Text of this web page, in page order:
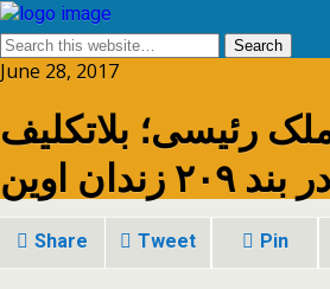
June 28, 2017
رئیسی؛ بلاتکلیف
در بند ۲۰۹ زندان اوین
Share Tweet Pin